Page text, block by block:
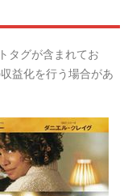
タグが含まれてお
益化を行う場合があ